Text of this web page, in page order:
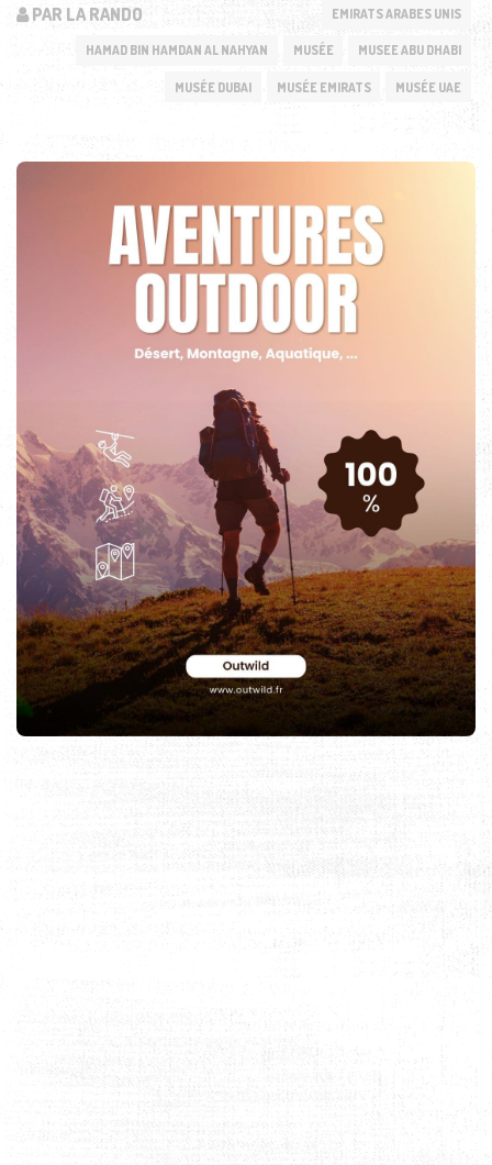
PAR LA RANDO EMIRATS ARABES UNIS
HAMAD BIN HAMDAN AL NAHYAN MUSÉE MUSEE ABU DHABI
MUSÉE DUBAI MUSÉE EMIRATS MUSÉE UAE